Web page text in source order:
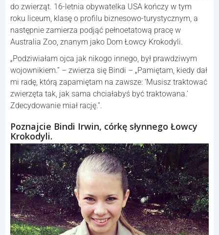
do zwierząt. 16-letnia obywatelka USA kończy w tym
roku liceum, klasę o profilu biznesowo-turystycznym, a
następnie zamierza podjąć pełnoetatową pracę w
Australia Zoo, znanym jako Dom Łowcy Krokodyli.
„Podziwiałam ojca jak nikogo innego, był prawdziwym
wojownikiem.” – zwierza się Bindi – „Pamiętam, kiedy dał
mi radę, którą zapamiętam na zawsze: ‘Musisz traktować
zwierzęta tak, jak sama chciałabyś być traktowana.’
Zdecydowanie miał rację.”.
Poznajcie Bindi Irwin, córkę słynnego Łowcy
Krokodyli.